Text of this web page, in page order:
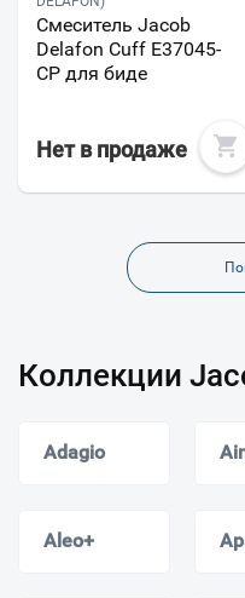
Смеситель Jacob
Delafon Cuff E37045-
CP для биде
Нет в продаже
Коллекции
Adagio
Aleo+